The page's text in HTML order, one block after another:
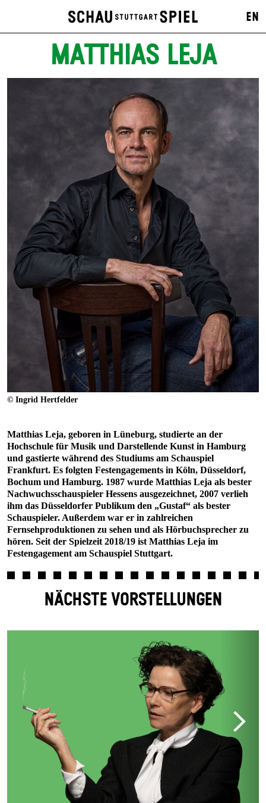
EN
MATTHIAS LEJA
© Ingrid Hertfelder
Matthias Leja, geboren in Lüneburg, studierte an der
Hochschule für Musik und Darstellende Kunst in Hamburg
und gastierte während des Studiums am Schauspiel
Frankfurt. Es folgten Festengagements in Köln, Düsseldorf,
Bochum und Hamburg. 1987 wurde Matthias Leja als bester
Nachwuchsschauspieler Hessens ausgezeichnet, 2007 verlieh
ihm das Düsseldorfer Publikum den „Gustaf“ als bester
Schauspieler. Außerdem war er in zahlreichen
Fernsehproduktionen zu sehen und als Hörbuchsprecher zu
hören. Seit der Spielzeit 2018/19 ist Matthias Leja im
Festengagement am Schauspiel Stuttgart.
NÄCHSTE VORSTELLUNGEN